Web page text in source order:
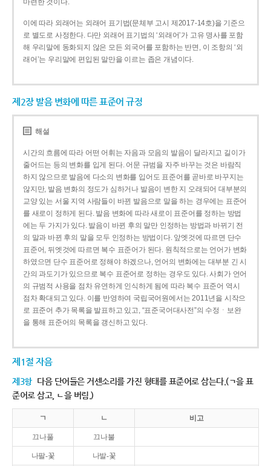
마련한 것이다.
이에 따라 외래어는 외래어 표기법(문체부 고시 제2017-14호)을 기준으
로 별도로 사정한다. 다만 외래어 표기법의 ‘외래어’가 고유 명사를 포함
해 우리말에 동화되지 않은 모든 외국어를 포함하는 반면, 이 조항의 ‘외
래어’는 우리말에 편입된 말만을 이르는 좁은 개념이다.
제2장 발음 변화에 따른 표준어 규정
해설
시간의 흐름에 따라 어떤 어휘는 자음과 모음의 발음이 달라지고 길이가
줄어드는 등의 변화를 입게 된다. 어문 규범을 자주 바꾸는 것은 바람직
하지 않으므로 발음에 다소의 변화를 입어도 표준어를 곧바로 바꾸지는
않지만, 발음 변화의 정도가 심하거나 발음이 변한 지 오래되어 대부분의
교양 있는 서울 지역 사람들이 바뀐 발음으로 말을 하는 경우에는 표준어
를 새로이 정하게 된다. 발음 변화에 따라 새로이 표준어를 정하는 방법
에는 두 가지가 있다. 발음이 바뀐 후의 말만 인정하는 방법과 바뀌기 전
의 말과 바뀐 후의 말을 모두 인정하는 방법이다. 앞엣것에 따르면 단수
표준어, 뒤엣것에 따르면 복수 표준어가 된다. 원칙적으로는 언어가 변화
하였으면 단수 표준어로 정해야 하겠으나, 언어의 변화에는 대부분 긴 시
간의 과도기가 있으므로 복수 표준어로 정하는 경우도 있다. 사회가 언어
의 규범적 사용을 점차 유연하게 인식하게 됨에 따라 복수 표준어 역시
점차 확대되고 있다. 이를 반영하여 국립국어원에서는 2011년을 시작으
로 표준어 추가 목록을 발표하고 있고, “표준국어대사전”의 수정ㆍ보완
을 통해 표준어의 목록을 갱신하고 있다.
제1절 자음
제3항 다음 단어들은 거센소리를 가진 형태를 표준어로 삼는다.(ㄱ을 표
준어로 삼고, ㄴ을 버림.)
ㄱ ㄴ 비고
끄나풀 끄나불
나팔-꽃 나발-꽃